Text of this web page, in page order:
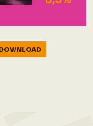
DOWNLOAD